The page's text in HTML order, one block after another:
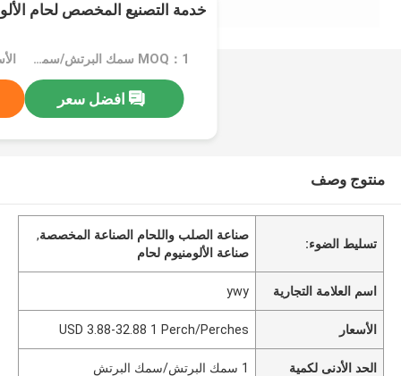
خدمة التصنيع المخصص لحام
MOQ：1 سمك البرتش/سمك البرتش
افضل سعر
منتوج وصف
تسليط الضوء:
صناعة الصلب واللحام الصناعة المخصصة,
صناعة الألومنيوم لحام
اسم العلامة التجارية ywy
الأسعار USD 3.88-32.88 1 Perch/Perches
الحد الأدنى لكمية 1 سمك البرتش/سمك البرتش